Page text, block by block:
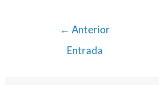
← Anterior
Entrada